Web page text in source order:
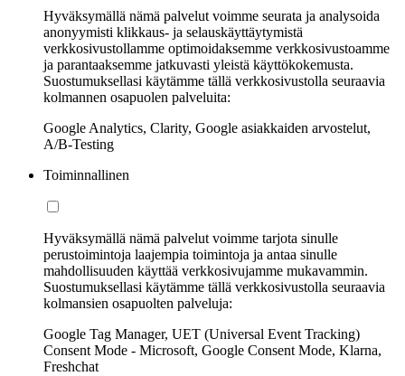
Hyväksymällä nämä palvelut voimme seurata ja analysoida
anonyymisti klikkaus- ja selauskäyttäytymistä
verkkosivustollamme optimoidaksemme verkkosivustoamme
ja parantaaksemme jatkuvasti yleistä käyttökokemusta.
Suostumuksellasi käytämme tällä verkkosivustolla seuraavia
kolmannen osapuolen palveluita:
Google Analytics, Clarity, Google asiakkaiden arvostelut,
A/B-Testing
Toiminnallinen
Hyväksymällä nämä palvelut voimme tarjota sinulle
perustoimintoja laajempia toimintoja ja antaa sinulle
mahdollisuuden käyttää verkkosivujamme mukavammin.
Suostumuksellasi käytämme tällä verkkosivustolla seuraavia
kolmansien osapuolten palveluja:
Google Tag Manager, UET (Universal Event Tracking)
Consent Mode - Microsoft, Google Consent Mode, Klarna,
Freshchat